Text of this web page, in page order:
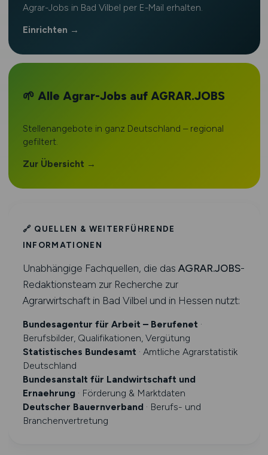
Agrar-Jobs in Bad Vilbel per E-Mail erhalten.
Einrichten →
🌱 Alle Agrar-Jobs auf AGRAR.JOBS
Stellenangebote in ganz Deutschland – regional
gefiltert.
Zur Übersicht →
🔗 QUELLEN & WEITERFÜHRENDE
INFORMATIONEN
Unabhängige Fachquellen, die das AGRAR.JOBS-
Redaktionsteam zur Recherche zur
Agrarwirtschaft in Bad Vilbel und in Hessen nutzt:
Bundesagentur für Arbeit – Berufenet ·
Berufsbilder, Qualifikationen, Vergütung
Statistisches Bundesamt · Amtliche Agrarstatistik
Deutschland
Bundesanstalt für Landwirtschaft und
Ernaehrung · Förderung & Marktdaten
Deutscher Bauernverband · Berufs- und
Branchenvertretung